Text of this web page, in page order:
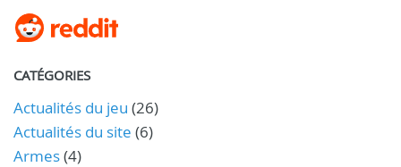
CATÉGORIES
Actualités du jeu (26)
Actualités du site (6)
Armes(4)